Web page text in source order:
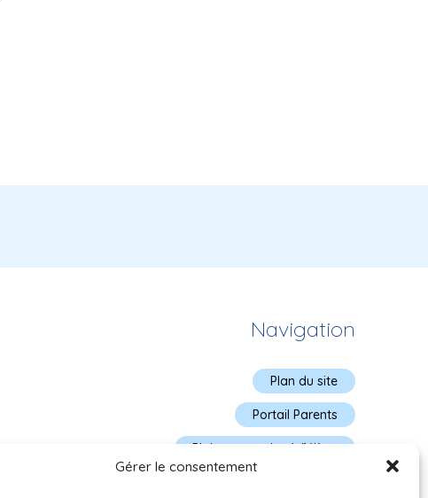
Gérer le consentement
Navigation
Plan du site
Portail Parents
Plainte – service à l’élève